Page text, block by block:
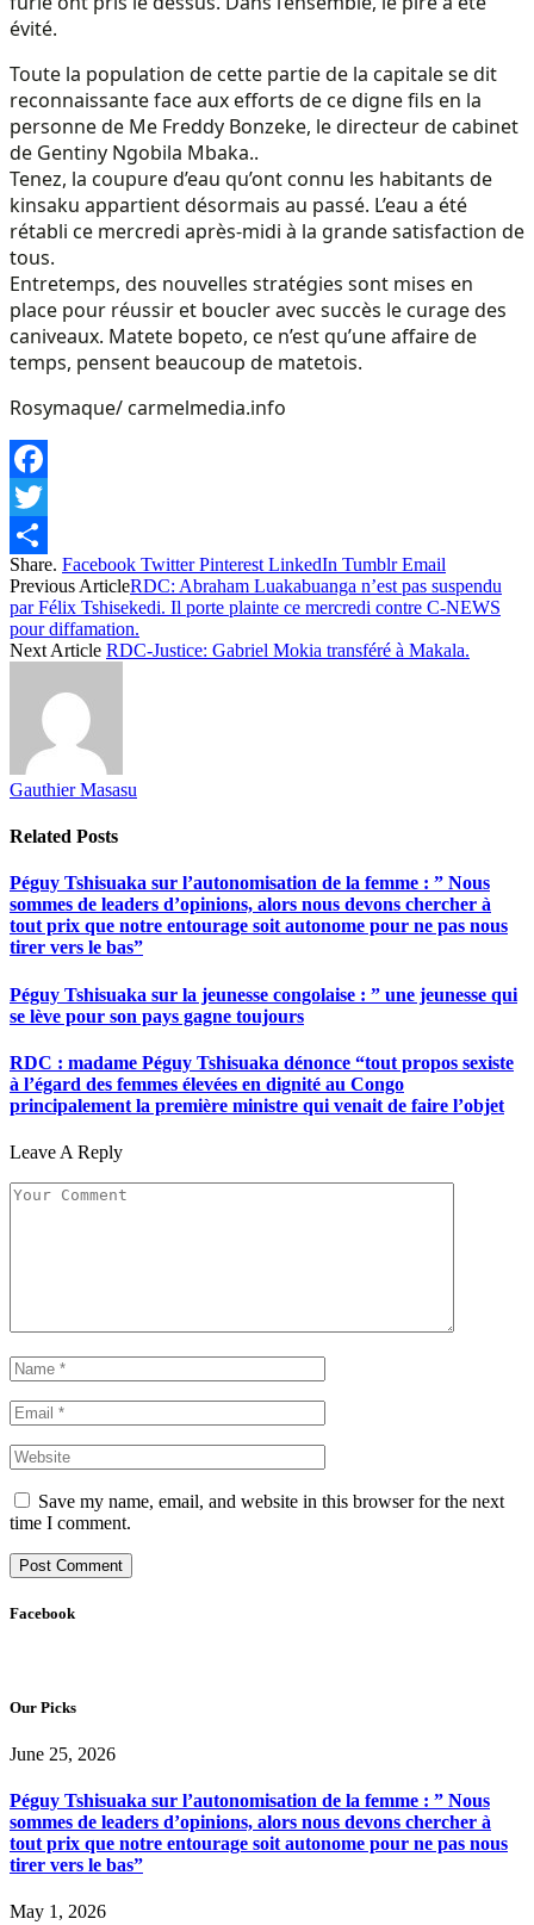
évité.
Toute la population de cette partie de la capitale se dit
reconnaissante face aux efforts de ce digne fils en la
personne de Me Freddy Bonzeke, le directeur de cabinet
de Gentiny Ngobila Mbaka..
Tenez, la coupure d’eau qu’ont connu les habitants de
kinsaku appartient désormais au passé. L’eau a été
rétabli ce mercredi après-midi à la grande satisfaction de
tous.
Entretemps, des nouvelles stratégies sont mises en
place pour réussir et boucler avec succès le curage des
caniveaux. Matete bopeto, ce n’est qu’une affaire de
temps, pensent beaucoup de matetois.
Rosymaque/ carmelmedia.info
Facebook
Twitter
Share
Share. Facebook Twitter Pinterest LinkedIn Tumblr Email
Previous ArticleRDC: Abraham Luakabuanga n’est pas suspendu
par Félix Tshisekedi. Il porte plainte ce mercredi contre C-NEWS
pour diffamation.
Next Article RDC-Justice: Gabriel Mokia transféré à Makala.
Gauthier Masasu
Related Posts
Péguy Tshisuaka sur l’autonomisation de la femme : ” Nous
sommes de leaders d’opinions, alors nous devons chercher à
tout prix que notre entourage soit autonome pour ne pas nous
tirer vers le bas”
Péguy Tshisuaka sur la jeunesse congolaise : ” une jeunesse qui
se lève pour son pays gagne toujours
RDC : madame Péguy Tshisuaka dénonce “tout propos sexiste
à l’égard des femmes élevées en dignité au Congo
principalement la première ministre qui venait de faire l’objet
Leave A Reply
Save my name, email, and website in this browser for the next
time I comment.
Facebook
Our Picks
June 25, 2026
Péguy Tshisuaka sur l’autonomisation de la femme : ” Nous
sommes de leaders d’opinions, alors nous devons chercher à
tout prix que notre entourage soit autonome pour ne pas nous
tirer vers le bas”
May 1, 2026